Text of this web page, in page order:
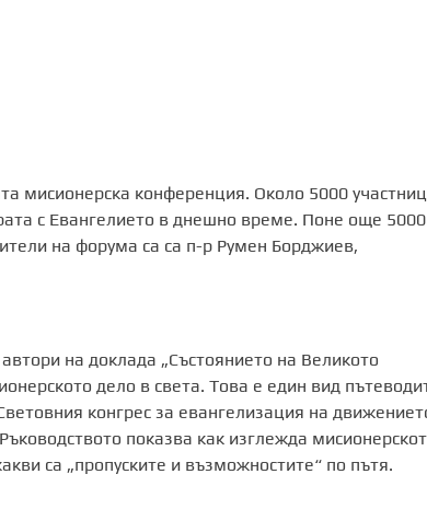
мисионерска конференция. Около 5000
с Евангелието в днешно време. Поне още 5000
на форума са са п-р Румен Борджиев,
на доклада „Състоянието на Великото
дело в света. Това е един вид
конгрес за евангелизация на
показва как изглежда
са „пропуските и възможностите“ по пътя.